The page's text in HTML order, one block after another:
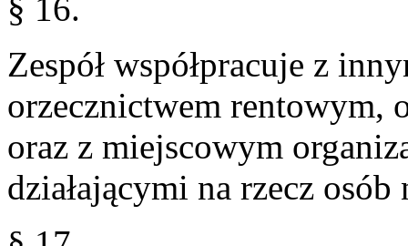
§ 16.
Zespół współpracuje z
orzecznictwem rentowym,
oraz z miejscowym
działającymi na rzecz osób